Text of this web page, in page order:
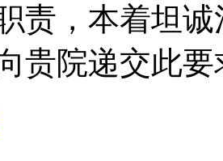
责，本着坦
贵院递交此要